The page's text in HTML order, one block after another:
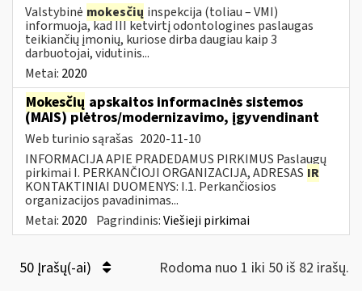
Valstybinė mokesčių inspekcija (toliau – VMI)
informuoja, kad III ketvirtį odontologines paslaugas
teikiančių įmonių, kuriose dirba daugiau kaip 3
darbuotojai, vidutinis...
Metai: 2020
Mokesčių apskaitos informacinės sistemos
(MAIS) plėtros/modernizavimo, įgyvendinant
Web turinio sąrašas 2020-11-10
INFORMACIJA APIE PRADEDAMUS PIRKIMUS Paslaugų
pirkimai I. PERKANČIOJI ORGANIZACIJA, ADRESAS IR
KONTAKTINIAI DUOMENYS: I.1. Perkančiosios
organizacijos pavadinimas...
Metai: 2020 Pagrindinis:Viešieji pirkimai
50 Įrašų(-ai) Rodoma nuo 1 iki 50 iš 82 irašų.